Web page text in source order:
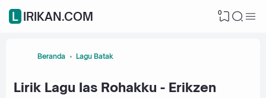
LIRIKAN.COM 0
Beranda Lagu Batak
Lirik Lagu Ias Rohakku - Erikzen